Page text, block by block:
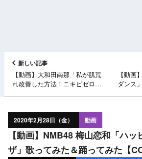
新しい記事
【動画】大和田南那「私が肌荒
れ改善した方法！ニキビゼロを
【動画
ダンス
2020年2月28日（金） 動画
【動画】NMB48 梅山恋和「ハッピーシンセサイ
ザ」歌ってみた＆踊ってみた【